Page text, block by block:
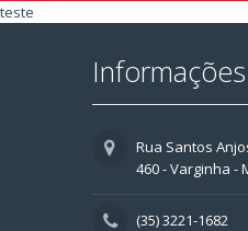
teste
Rua Santos
460 - Varginha -
(35) 3221-1682